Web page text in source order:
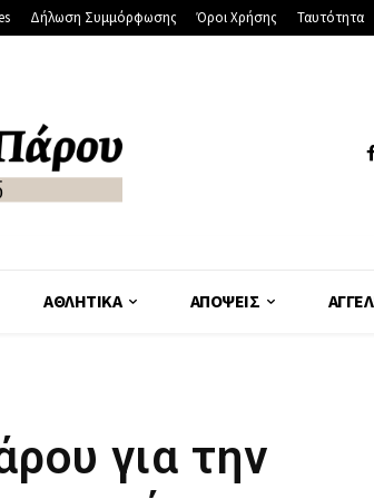
Δήλωση Συμμόρφωσης Όροι Χρήσης Ταυτότητα
ΑΘΛΗΤΙΚΆ ΑΠΌΨΕΙΣ
για την